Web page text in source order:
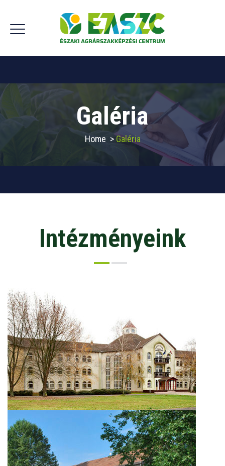
Galéria
Home >Galéria
Intézményeink